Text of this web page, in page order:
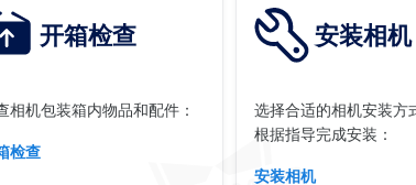
开箱检查
相机包装箱内物品和配件：
检查
安装相机
选择合适的相机安装方
根据指导完成安装：
安装相机